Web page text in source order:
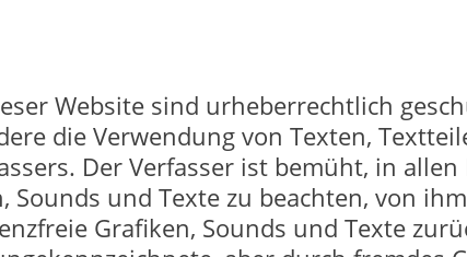
Website sind urheberrechtlich
die Verwendung von Texten,
Der Verfasser ist bemüht, in
Sounds und Texte zu beachten, von
Grafiken, Sounds und Texte